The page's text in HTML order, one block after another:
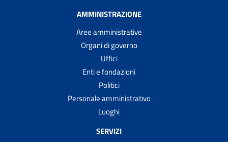
AMMINISTRAZIONE
Aree amministrative
Organi di governo
Uffici
Enti e fondazioni
Politici
Personale amministrativo
Luoghi
SERVIZI